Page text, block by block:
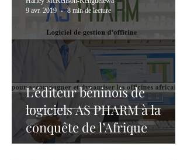
L’éditeur béninois de
logiciels AS PHARM à la
conquête de l’Afrique
9 avr. 2019
8 min de lecture